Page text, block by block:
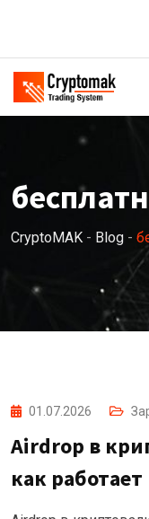
content
CryptoMAK - Blog -
01.07.2026
Airdrop в
как работает